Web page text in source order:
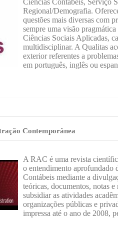
Regional/Demografia.
questões mais diversas com
sempre uma visão
Ciências Sociais Aplicadas,
multidisciplinar. A Qualitas
exterior referentes a
em português, inglês ou
Contemporânea
A RAC é uma revista
o entendimento aprofundado
Contábeis mediante a
teóricas, documentos, notas
subsidiar as atividades
organizações públicas e
impressa até o ano de 2008,